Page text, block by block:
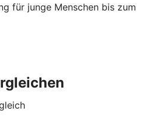
für junge Menschen bis zum